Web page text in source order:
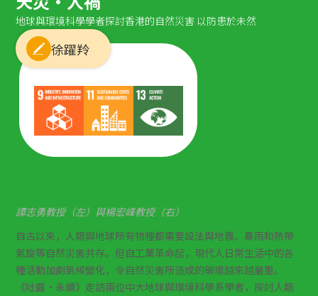
地球與環境科學學者探討香港的自然災害 以防患於未然
徐躍羚
譚志勇教授（左）與楊宏峰教授（右）
自古以來，人類與地球所有物種都需要設法與地震、暴雨和熱帶
氣旋等自然災害共存。但自工業革命起，現代人日常生活中的各
種活動加劇氣候變化，令自然災害所造成的破壞越來越嚴重。
《吐露·永續》走訪兩位中大地球與環境科學系學者，探討人類